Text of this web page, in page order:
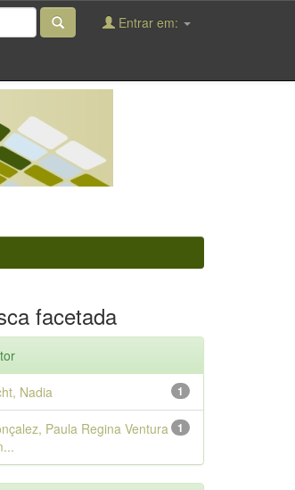
Entrar em:
facetada
1
Nadia
1
Paula Regina Ventura